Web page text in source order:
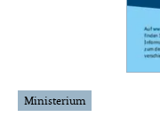
Ministerium